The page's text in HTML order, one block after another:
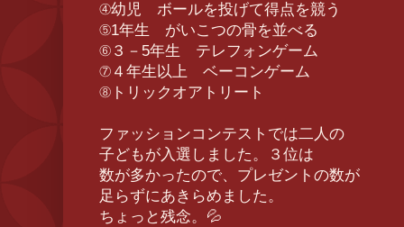
④幼児 ボールを投げて得点を競う
⑤1年生 がいこつの骨を並べる
⑥３－5年生 テレフォンゲーム
⑦４年生以上 ベーコンゲーム
⑧トリックオアトリート
ファッションコンテストでは二人の
子どもが入選しました。３位は
数が多かったので、プレゼントの数が
足らずにあきらめました。
ちょっと残念。💦